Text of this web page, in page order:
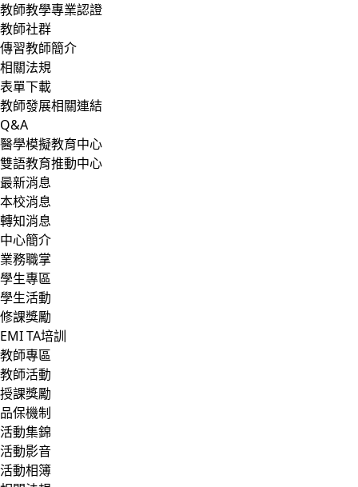
教師教學專業認證
教師社群
傳習教師簡介
相關法規
表單下載
教師發展相關連結
Q&A
醫學模擬教育中心
雙語教育推動中心
最新消息
本校消息
轉知消息
中心簡介
業務職掌
學生專區
學生活動
修課獎勵
EMI TA培訓
教師專區
教師活動
授課獎勵
品保機制
活動集錦
活動影音
活動相簿